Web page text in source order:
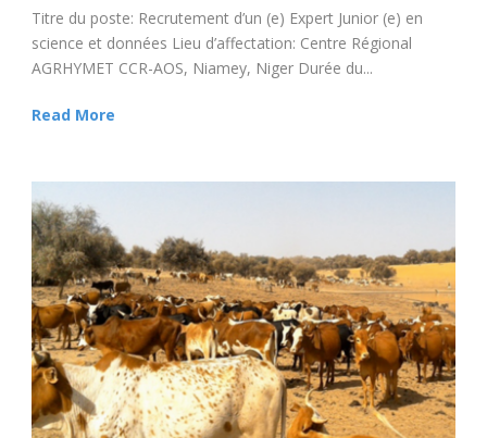
Titre du poste: Recrutement d’un (e) Expert Junior (e) en
science et données Lieu d’affectation: Centre Régional
AGRHYMET CCR-AOS, Niamey, Niger Durée du...
Read More